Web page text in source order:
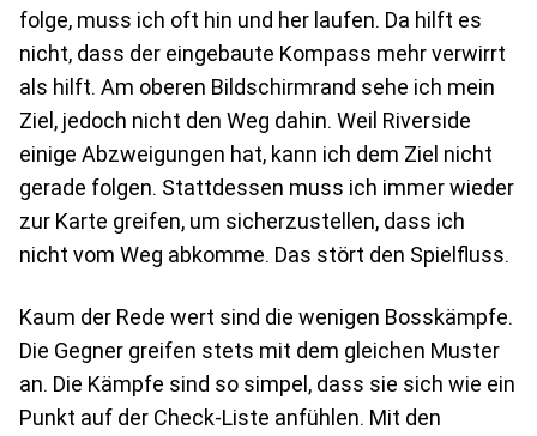
folge, muss ich oft hin und her laufen. Da hilft es
nicht, dass der eingebaute Kompass mehr verwirrt
als hilft. Am oberen Bildschirmrand sehe ich mein
Ziel, jedoch nicht den Weg dahin. Weil Riverside
einige Abzweigungen hat, kann ich dem Ziel nicht
gerade folgen. Stattdessen muss ich immer wieder
zur Karte greifen, um sicherzustellen, dass ich
nicht vom Weg abkomme. Das stört den Spielfluss.
Kaum der Rede wert sind die wenigen Bosskämpfe.
Die Gegner greifen stets mit dem gleichen Muster
an. Die Kämpfe sind so simpel, dass sie sich wie ein
Punkt auf der Check-Liste anfühlen. Mit den